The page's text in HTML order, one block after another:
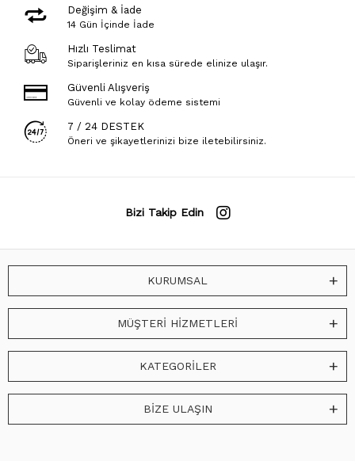
Değişim & İade
14 Gün İçinde İade
Hızlı Teslimat
Siparişleriniz en kısa sürede elinize ulaşır.
Güvenli Alışveriş
Güvenli ve kolay ödeme sistemi
7 / 24 DESTEK
Öneri ve şikayetlerinizi bize iletebilirsiniz.
Bizi Takip Edin
KURUMSAL
MÜŞTERİ HİZMETLERİ
KATEGORİLER
BİZE ULAŞIN